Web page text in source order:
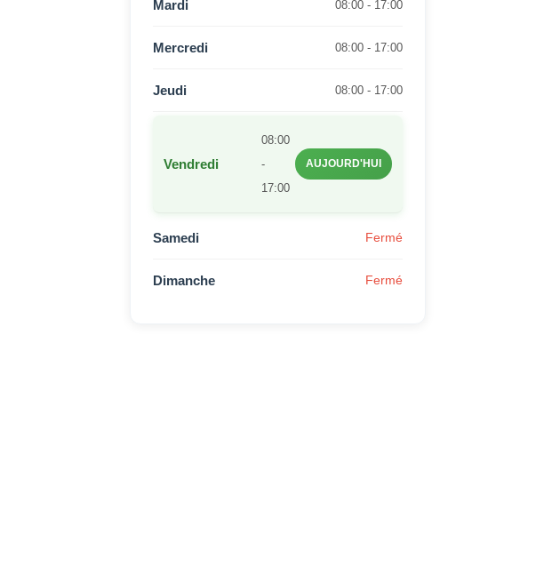
Mardi 08:00 - 17:00
Mercredi 08:00 - 17:00
Jeudi 08:00 - 17:00
Vendredi
08:00
-
17:00
AUJOURD'HUI
Samedi Fermé
Dimanche Fermé